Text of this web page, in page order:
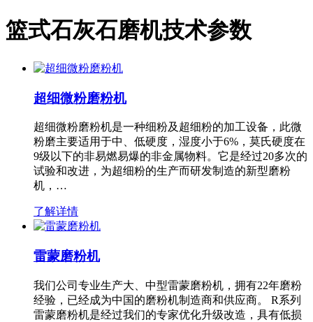
篮式石灰石磨机技术参数
超细微粉磨粉机
超细微粉磨粉机是一种细粉及超细粉的加工设备，此微
粉磨主要适用于中、低硬度，湿度小于6%，莫氏硬度在
9级以下的非易燃易爆的非金属物料。它是经过20多次的
试验和改进，为超细粉的生产而研发制造的新型磨粉
机，…
了解详情
雷蒙磨粉机
我们公司专业生产大、中型雷蒙磨粉机，拥有22年磨粉
经验，已经成为中国的磨粉机制造商和供应商。 R系列
雷蒙磨粉机是经过我们的专家优化升级改造，具有低损